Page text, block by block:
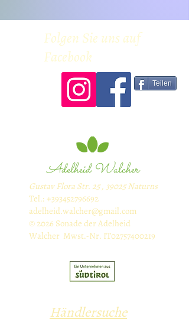
Folgen Sie uns auf
Facebook
Teilen
Adelheid Walcher
Gustav Flora Str. 25 , 39025 Naturns
Tel.: +393452796692
adelheid.walcher@gmail.com
© 2026 Sonade der Adelheid
Walcher Mwst.-Nr. IT02757400219
Händlersuche